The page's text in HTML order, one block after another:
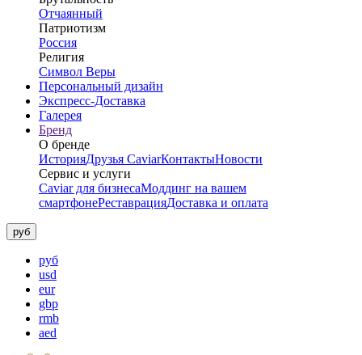
Отчаянный
Патриотизм
Россия
Религия
Символ Веры
Персональный дизайн
Экспресс-Доставка
Галерея
Бренд
О бренде
ИсторияДрузья CaviarКонтактыНовости
Сервис и услуги
Caviar для бизнесаМоддинг на вашем
смартфонеРеставрацияДоставка и оплата
руб
руб
usd
eur
gbp
rmb
aed